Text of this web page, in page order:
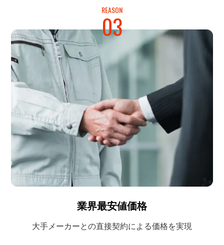
REASON
03
業界最安値価格
大手メーカーとの直接契約による価格を実現